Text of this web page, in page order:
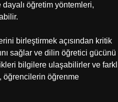
öğretim yöntemleri,
birleştirmek açısından kritik
sağlar ve dilin öğretici gücünü
bilgilere ulaşabilirler ve
öğrencilerin öğrenme